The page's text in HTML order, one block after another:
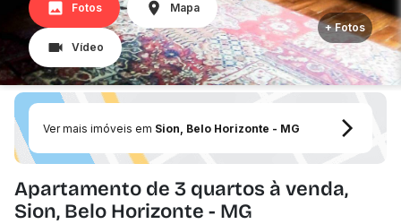
Fotos Mapa
Vídeo
+ Fotos
Ver mais imóveis em Sion, Belo Horizonte - MG
Apartamento de 3 quartos à venda,
Sion, Belo Horizonte - MG